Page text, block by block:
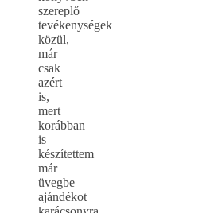
szereplő
tevékenységek
közül,
már
csak
azért
is,
mert
korábban
is
készítettem
már
üvegbe
ajándékot